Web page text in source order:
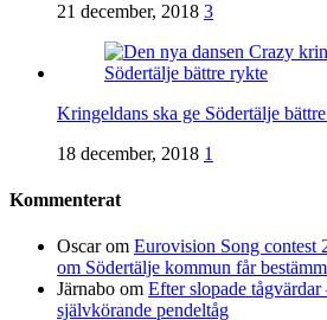
21 december, 2018 3
Kringeldans ska ge Södertälje
18 december, 2018 1
Kommenterat
Oscarom Eurovision Song contest
om Södertälje kommun får
Järnabo om Efter slopade
självkörande pendeltåg